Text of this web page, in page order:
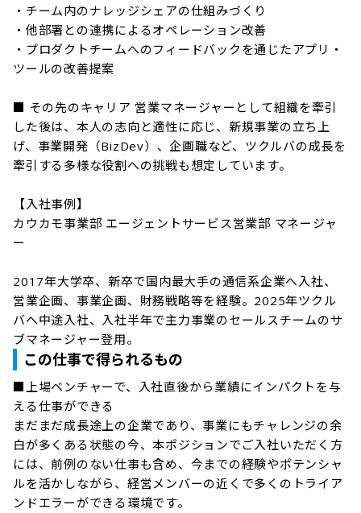
・チーム内のナレッジシェアの仕組みづくり
・他部署との連携によるオペレーション改善
・プロダクトチームへのフィードバックを通じたアプリ・
ツールの改善提案
■ その先のキャリア 営業マネージャーとして組織を牽引
した後は、本人の志向と適性に応じ、新規事業の立ち上
げ、事業開発（BizDev）、企画職など、ツクルバの成長を
牽引する多様な役割への挑戦も想定しています。
【入社事例】
カウカモ事業部 エージェントサービス営業部 マネージャ
ー
2017年大学卒、新卒で国内最大手の通信系企業へ入社、
営業企画、事業企画、財務戦略等を経験。2025年ツクル
バへ中途入社、入社半年で主力事業のセールスチームのサ
ブマネージャー登用。
この仕事で得られるもの
■上場ベンチャーで、入社直後から業績にインパクトを与
える仕事ができる
まだまだ成長途上の企業であり、事業にもチャレンジの余
白が多くある状態の今、本ポジションでご入社いただく方
には、前例のない仕事も含め、今までの経験やポテンシャ
ルを活かしながら、経営メンバーの近くで多くのトライア
ンドエラーができる環境です。